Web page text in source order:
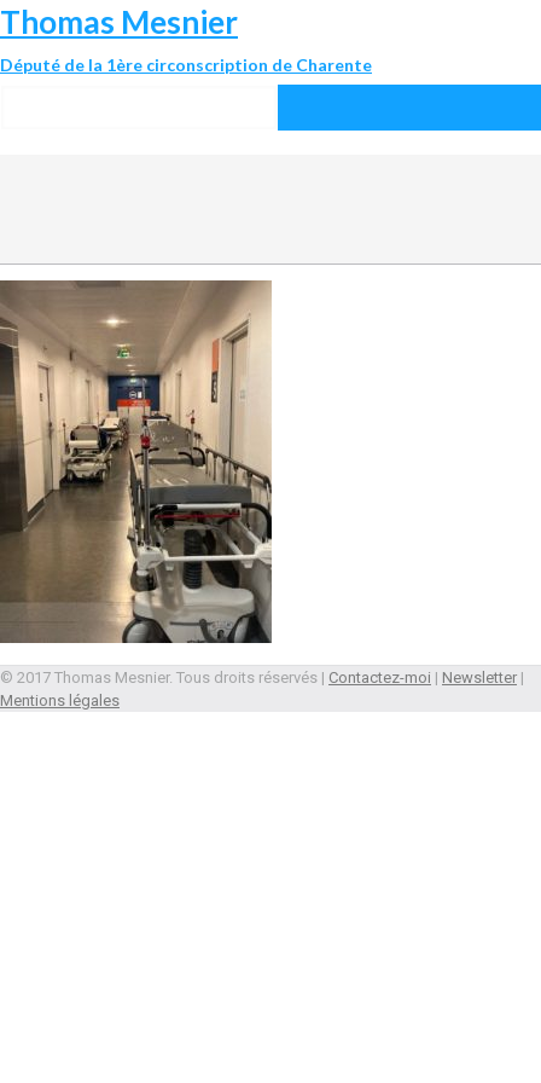
Thomas Mesnier
Député de la 1ère circonscription de Charente
© 2017 Thomas Mesnier. Tous droits réservés | Contactez-moi | Newsletter |
Mentions légales